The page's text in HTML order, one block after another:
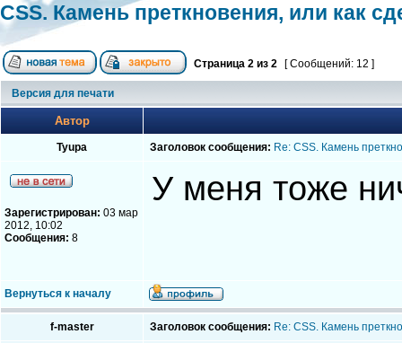
CSS. Камень преткновения, или как
Страница 2 из 2 [ Сообщений: 12 ]
Версия для печати
Автор
Tyupa Заголовок сообщения: Re: CSS. Камень
Зарегистрирован: 03 мар
2012, 10:02
Сообщения: 8
У меня тоже
Вернуться к началу
f-master Заголовок сообщения: Re: CSS. Камень